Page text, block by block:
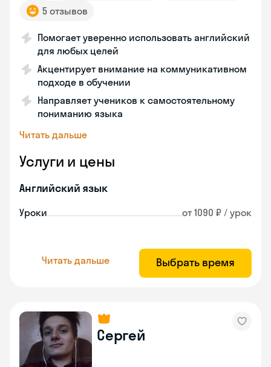
5 отзывов
Помогает уверенно использовать английский
для любых целей
Акцентирует внимание на коммуникативном
подходе в обучении
Направляет учеников к самостоятельному
пониманию языка
Читать дальше
Услуги и цены
Английский язык
Уроки от 1090 ₽ / урок
Читать дальше Выбрать время
Сергей